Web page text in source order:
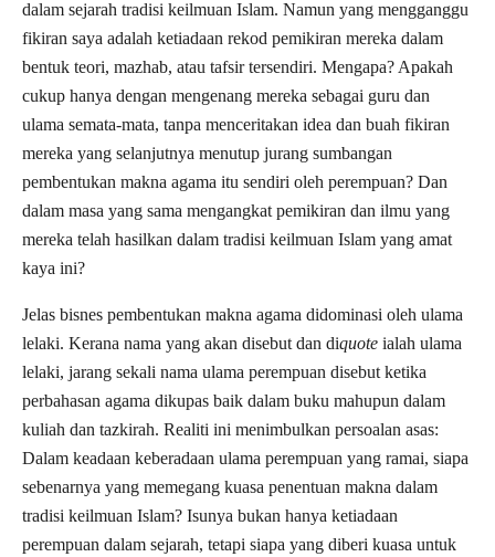
dalam sejarah tradisi keilmuan Islam. Namun yang mengganggu
fikiran saya adalah ketiadaan rekod pemikiran mereka dalam
bentuk teori, mazhab, atau tafsir tersendiri. Mengapa? Apakah
cukup hanya dengan mengenang mereka sebagai guru dan
ulama semata-mata, tanpa menceritakan idea dan buah fikiran
mereka yang selanjutnya menutup jurang sumbangan
pembentukan makna agama itu sendiri oleh perempuan? Dan
dalam masa yang sama mengangkat pemikiran dan ilmu yang
mereka telah hasilkan dalam tradisi keilmuan Islam yang amat
kaya ini?
Jelas bisnes pembentukan makna agama didominasi oleh ulama
lelaki. Kerana nama yang akan disebut dan diquote ialah ulama
lelaki, jarang sekali nama ulama perempuan disebut ketika
perbahasan agama dikupas baik dalam buku mahupun dalam
kuliah dan tazkirah. Realiti ini menimbulkan persoalan asas:
Dalam keadaan keberadaan ulama perempuan yang ramai, siapa
sebenarnya yang memegang kuasa penentuan makna dalam
tradisi keilmuan Islam? Isunya bukan hanya ketiadaan
perempuan dalam sejarah, tetapi siapa yang diberi kuasa untuk